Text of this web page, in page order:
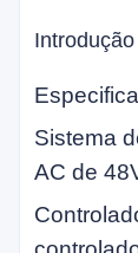
Sistema
AC de